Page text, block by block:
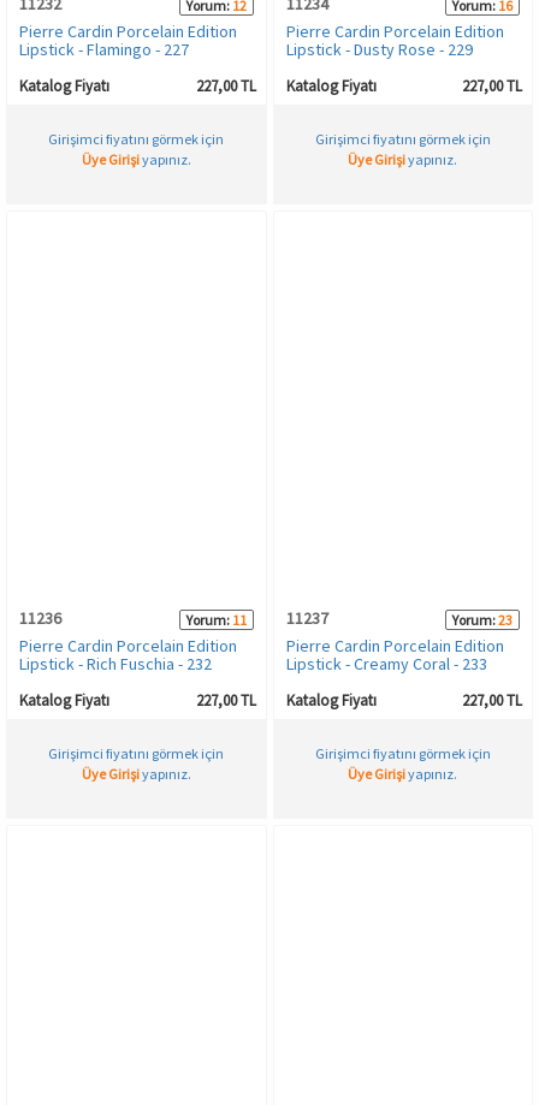
Yorum: 12
Pierre Cardin Porcelain Edition
Lipstick - Flamingo - 227
Katalog Fiyatı 227,00 TL
Girişimci fiyatını görmek için
Üye Girişiyapınız.
Yorum: 16
Pierre Cardin Porcelain Edition
Lipstick - Dusty Rose - 229
Katalog Fiyatı 227,00 TL
Girişimci fiyatını görmek için
Üye Girişiyapınız.
11236 Yorum: 11
Pierre Cardin Porcelain Edition
Lipstick - Rich Fuschia - 232
Katalog Fiyatı 227,00 TL
Girişimci fiyatını görmek için
Üye Girişiyapınız.
11237 Yorum:23
Pierre Cardin Porcelain Edition
Lipstick - Creamy Coral - 233
Katalog Fiyatı 227,00 TL
Girişimci fiyatını görmek için
Üye Girişiyapınız.